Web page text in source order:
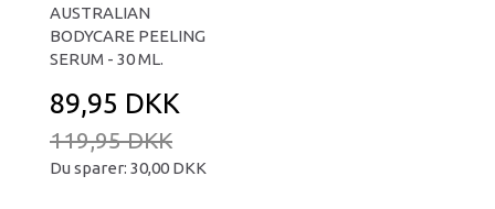
AUSTRALIAN
BODYCARE PEELING
SERUM - 30 ML.
89,95 DKK
119,95 DKK
Du sparer: 30,00 DKK